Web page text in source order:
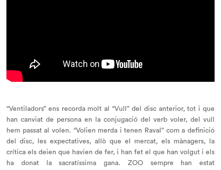
“Ventiladors” ens recorda molt al “Vull” del disc anterior, tot i que
han canviat de persona en la conjugació del verb voler, del vull
hem passat al volen. “Volien merda i tenen Raval” com a definició
del disc, les expectatives, allò que el mercat, els mànagers, la
crítica els deien que havien de fer, i han fet el que han volgut i els
ha donat la sacratíssima gana. ZOO sempre han estat